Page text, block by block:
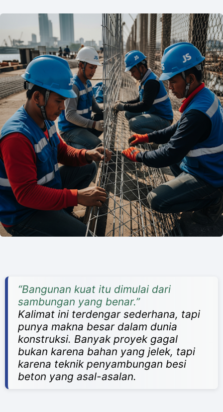
“Bangunan kuat itu dimulai dari
sambungan yang benar.”
Kalimat ini terdengar sederhana, tapi
punya makna besar dalam dunia
konstruksi. Banyak proyek gagal
bukan karena bahan yang jelek, tapi
karena teknik penyambungan besi
beton yang asal-asalan.